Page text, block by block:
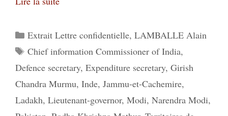
Catégories
Extrait Lettre confidentielle, LAMBALLE Alain
Étiquettes
Chief information Commissioner of India,
Defence secretary, Expenditure secretary, Girish
Chandra Murmu, Inde, Jammu-et-Cachemire,
Ladakh, Lieutenant-governor, Modi, Narendra Modi,